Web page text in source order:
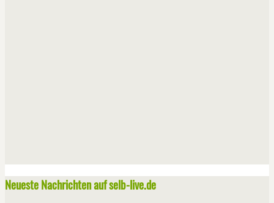
Neueste Nachrichten auf selb-live.de